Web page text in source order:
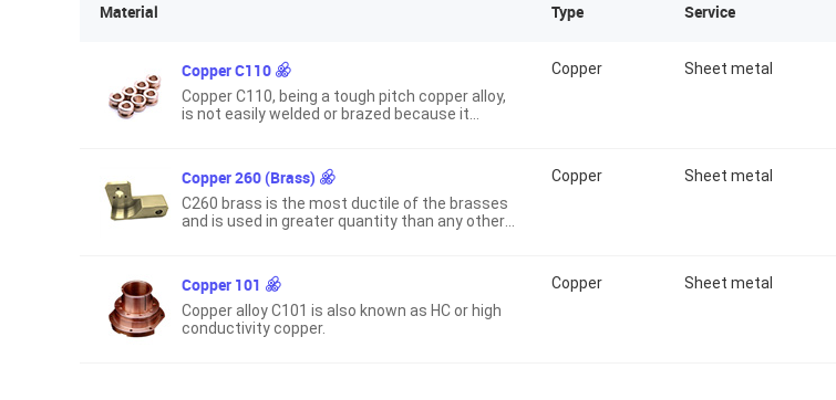
Material Type Service
Copper C110
Copper C110, being a tough pitch copper alloy,
is not easily welded or brazed because it
Copper Sheet metal
Copper 260 (Brass)
C260 brass is the most ductile of the brasses
and is used in greater quantity than any other
Copper Sheet metal
Copper 101
Copper alloy C101 is also known as HC or high
conductivity copper.
Copper Sheet metal